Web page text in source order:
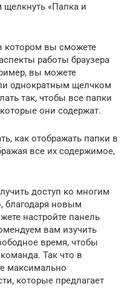
«Папка и
котором вы сможете
работы браузера
вы можете
однократным щелчком
так, чтобы все папки
они содержат.
как отображать папки в
все их содержимое,
доступ ко многим
благодаря новым
настройте панель
вам изучить
время, чтобы
Так что в
максимально
которые предлагает